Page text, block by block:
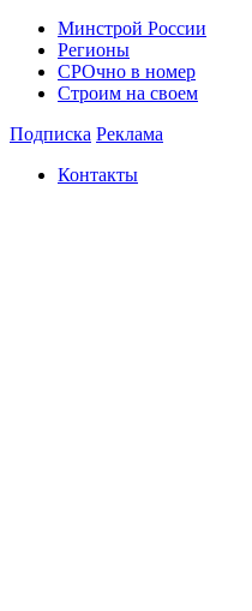
Минстрой России
Регионы
СРОчно в номер
Строим на своем
Подписка Реклама
Контакты